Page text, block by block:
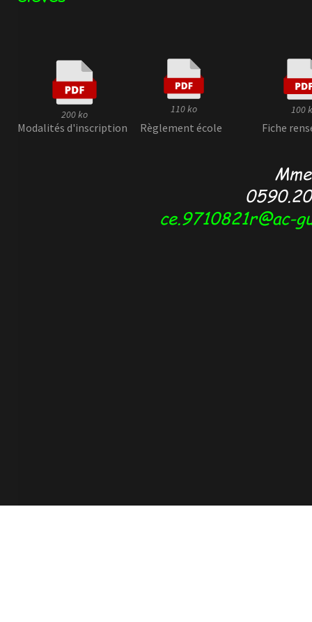
Modalités d'inscription Règlement école Fiche
ce.9710821r@ac-
100
110 ko
200 ko